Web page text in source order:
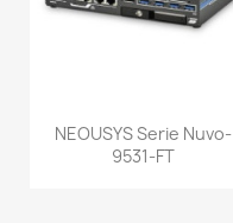
NEOUSYS Serie Nuvo-
9531-FT